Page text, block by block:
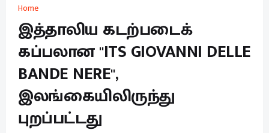
Home
இத்தாலிய கடற்படைக்
கப்பலான "ITS GIOVANNI DELLE
BANDE NERE",
இலங்கையிலிருந்து
புறப்பட்டது